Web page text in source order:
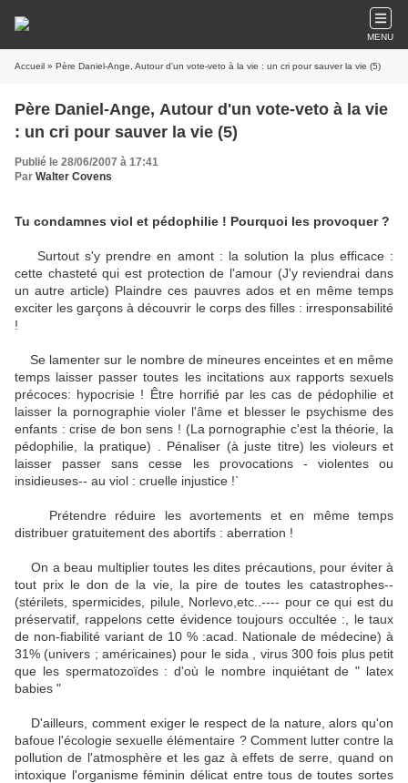
MENU
Accueil » Père Daniel-Ange, Autour d'un vote-veto à la vie : un cri pour sauver la vie (5)
Père Daniel-Ange, Autour d'un vote-veto à la vie
: un cri pour sauver la vie (5)
Publié le 28/06/2007 à 17:41
Par Walter Covens
Tu condamnes viol et pédophilie ! Pourquoi les provoquer ?
Surtout s'y prendre en amont : la solution la plus efficace :
cette chasteté qui est protection de l'amour (J'y reviendrai dans
un autre article) Plaindre ces pauvres ados et en même temps
exciter les garçons à découvrir le corps des filles : irresponsabilité
!
Se lamenter sur le nombre de mineures enceintes et en même
temps laisser passer toutes les incitations aux rapports sexuels
précoces: hypocrisie ! Être horrifié par les cas de pédophilie et
laisser la pornographie violer l'âme et blesser le psychisme des
enfants : crise de bon sens ! (La pornographie c'est la théorie, la
pédophilie, la pratique) . Pénaliser (à juste titre) les violeurs et
laisser passer sans cesse les provocations - violentes ou
insidieuses-- au viol : cruelle injustice !`
Prétendre réduire les avortements et en même temps
distribuer gratuitement des abortifs : aberration !
On a beau multiplier toutes les dites précautions, pour éviter à
tout prix le don de la vie, la pire de toutes les catastrophes--
(stérilets, spermicides, pilule, Norlevo,etc..---- pour ce qui est du
préservatif, rappelons cette évidence toujours occultée :, le taux
de non-fiabilité variant de 10 % :acad. Nationale de médecine) à
31% (univers ; américaines) pour le sida , virus 300 fois plus petit
que les spermatozoïdes : d'où le nombre inquiétant de " latex
babies "
D'ailleurs, comment exiger le respect de la nature, alors qu'on
bafoue l'écologie sexuelle élémentaire ? Comment lutter contre la
pollution de l'atmosphère et les gaz à effets de serre, quand on
intoxique l'organisme féminin délicat entre tous de toutes sortes